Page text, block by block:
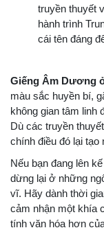
truyền thuyết
hành trình
cái tên đáng
Giếng Âm Dương
màu sắc huyền bí,
không gian tâm linh
Dù các truyền
chính điều đó lại
Nếu bạn đang lên
dừng lại ở những
vĩ. Hãy dành thời
cảm nhận một khía
tính văn hóa hơn